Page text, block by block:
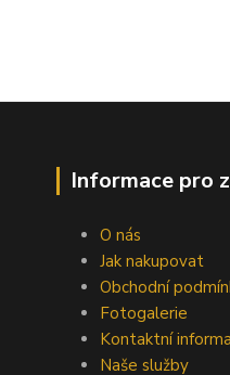
Informace pro
O nás
Jak nakupovat
Obchodní
Fotogalerie
Kontaktní
Naše služby